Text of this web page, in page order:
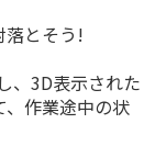
落とそう!
、3D表示された
、作業途中の状